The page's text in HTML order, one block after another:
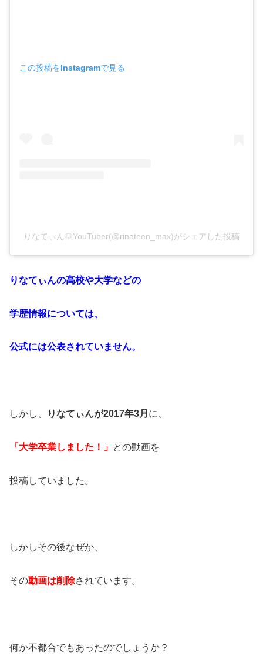
この投稿をInstagramで見る
りなてぃん🐶YouTuber(@rinateen_max)がシェアした投稿
りなてぃんの高校や大学などの
学歴情報については、
公式には公表されていません。
しかし、 りなてぃんが2017年3月 に、
「大学卒業しました！」 との動画を
投稿していました。
しかしその後なぜか、
その動画は削除されています。
何か不都合でもあったのでしょうか？